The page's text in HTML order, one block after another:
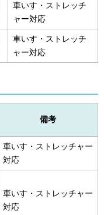
車いす・ストレッチ
ャー対応
車いす・ストレッチ
ャー対応
備考
車いす・ストレッチャー
対応
車いす・ストレッチャー
対応